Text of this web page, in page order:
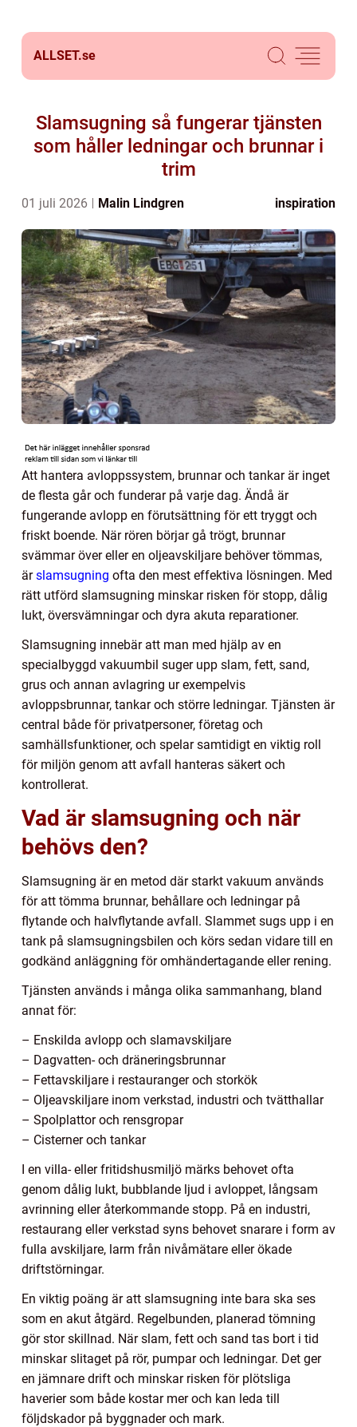
ALLSET.se
Slamsugning så fungerar tjänsten
som håller ledningar och brunnar i
trim
01 juli 2026 Malin Lindgren inspiration
Att hantera avloppssystem, brunnar och tankar är inget
de flesta går och funderar på varje dag. Ändå är
fungerande avlopp en förutsättning för ett tryggt och
friskt boende. När rören börjar gå trögt, brunnar
svämmar över eller en oljeavskiljare behöver tömmas,
ärslamsugning ofta den mest effektiva lösningen. Med
rätt utförd slamsugning minskar risken för stopp, dålig
lukt, översvämningar och dyra akuta reparationer.
Slamsugning innebär att man med hjälp av en
specialbyggd vakuumbil suger upp slam, fett, sand,
grus och annan avlagring ur exempelvis
avloppsbrunnar, tankar och större ledningar. Tjänsten är
central både för privatpersoner, företag och
samhällsfunktioner, och spelar samtidigt en viktig roll
för miljön genom att avfall hanteras säkert och
kontrollerat.
Vad är slamsugning och när
behövs den?
Slamsugning är en metod där starkt vakuum används
för att tömma brunnar, behållare och ledningar på
flytande och halvflytande avfall. Slammet sugs upp i en
tank på slamsugningsbilen och körs sedan vidare till en
godkänd anläggning för omhändertagande eller rening.
Tjänsten används i många olika sammanhang, bland
annat för:
– Enskilda avlopp och slamavskiljare
– Dagvatten- och dräneringsbrunnar
– Fettavskiljare i restauranger och storkök
– Oljeavskiljare inom verkstad, industri och tvätthallar
– Spolplattor och rensgropar
– Cisterner och tankar
I en villa- eller fritidshusmiljö märks behovet ofta
genom dålig lukt, bubblande ljud i avloppet, långsam
avrinning eller återkommande stopp. På en industri,
restaurang eller verkstad syns behovet snarare i form av
fulla avskiljare, larm från nivåmätare eller ökade
driftstörningar.
En viktig poäng är att slamsugning inte bara ska ses
som en akut åtgärd. Regelbunden, planerad tömning
gör stor skillnad. När slam, fett och sand tas bort i tid
minskar slitaget på rör, pumpar och ledningar. Det ger
en jämnare drift och minskar risken för plötsliga
haverier som både kostar mer och kan leda till
följdskador på byggnader och mark.